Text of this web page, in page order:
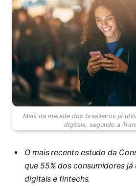
Mais da metade dos brasileiros já
digitais, segundo a
O mais recente estudo da
que 55% dos consumidores
digitais e fintechs.